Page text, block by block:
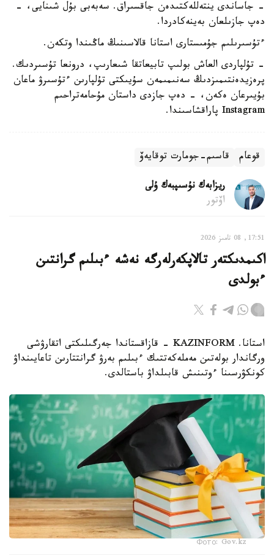
- جاساندى ينتەللەكتىدەن جاقسىراق. سەبەبى بۇل شىنايى، -
دەپ جازىلعان بەينەكادردا.
ءتۇسىرىلىم جۇمىستارى استانا قالاسىنىڭ ماڭىندا وتكەن.
- تۇلپاردى العاش بولىپ تابيعاتقا شىعارىپ، درونعا تۇسىردىك.
پرەزيدەنتىمىزدىڭ سەنىمىمەن سۇيىكتى تۇلپارىن ءتۇسىرۋ ماعان
بۇيىرعان ەكەن، - دەپ جازدى داستان مۇحامەتراحىم
Instagram پاراقشاسىندا.
قوعام قاسىم-جومارت توقايەۆ
ريزابەك نۇسىپبەك ۇلى
اۆتور
17:51, 08 تامىز 2026
اكىمدىكتەر تالاپكەرلەرگە نەشە ءبىلىم گرانتىن
ءبولدى
استانا. KAZINFORM - قازاقستاندا جەرگىلىكتى اتقارۋشى
ورگاندار بولەتىن مەملەكەتتىك ءبىلىم بەرۋ گرانتتارىن تاعايىنداۋ
كونكۋرسىنا ءوتىنىش قابىلداۋ باستالدى.
Фото: Gov.kz